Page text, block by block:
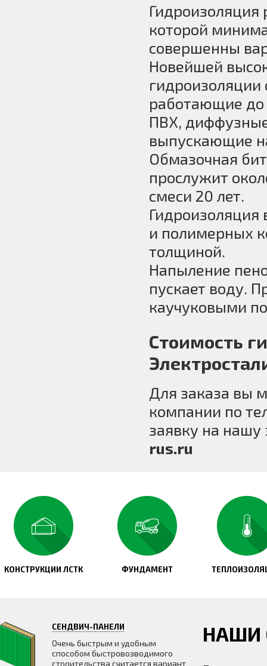
Гидроизоляция
которой
совершенны
Новейшей
работающие до
ПВХ,
выпускающие
Обмазочная
прослужит
смеси 20 лет.
Гидроизоляция
и полимерных
толщиной.
Напыление
пускает воду.
каучуковыми
Стоимость
Для заказа вы
компании по
заявку на
rus.ru
КОНСТРУКЦИИ ЛСТК ФУНДАМЕНТ
СЕНДВИЧ-ПАНЕЛИ
Очень быстрым и удобным
способом быстровозводимого
строительства считается вариант
НАШИ